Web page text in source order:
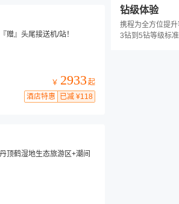
赠』头尾接送机/站！
￥ 2933 起
酒店特惠
已减 ¥118
顶鹤湿地生态旅游区+潮间
钻级体验
携程为全方位提
3钻到5钻等级标准